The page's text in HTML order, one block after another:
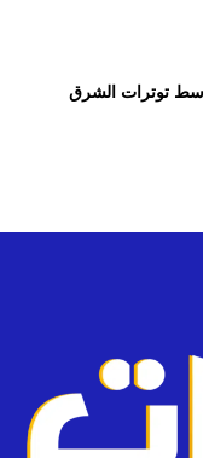
وسط توترات الشرق